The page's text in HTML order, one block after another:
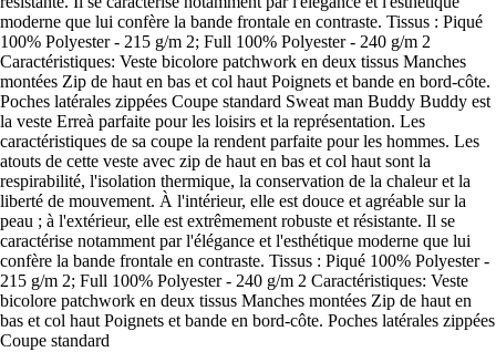
moderne que lui confère la bande frontale en contraste. Tissus : Piqué
100% Polyester - 215 g/m 2; Full 100% Polyester - 240 g/m 2
Caractéristiques: Veste bicolore patchwork en deux tissus Manches
montées Zip de haut en bas et col haut Poignets et bande en bord-côte.
Poches latérales zippées Coupe standard Sweat man Buddy Buddy est
la veste Erreà parfaite pour les loisirs et la représentation. Les
caractéristiques de sa coupe la rendent parfaite pour les hommes. Les
atouts de cette veste avec zip de haut en bas et col haut sont la
respirabilité, l'isolation thermique, la conservation de la chaleur et la
liberté de mouvement. À l'intérieur, elle est douce et agréable sur la
peau ; à l'extérieur, elle est extrêmement robuste et résistante. Il se
caractérise notamment par l'élégance et l'esthétique moderne que lui
confère la bande frontale en contraste. Tissus : Piqué 100% Polyester -
215 g/m 2; Full 100% Polyester - 240 g/m 2 Caractéristiques: Veste
bicolore patchwork en deux tissus Manches montées Zip de haut en
bas et col haut Poignets et bande en bord-côte. Poches latérales zippées
Coupe standard